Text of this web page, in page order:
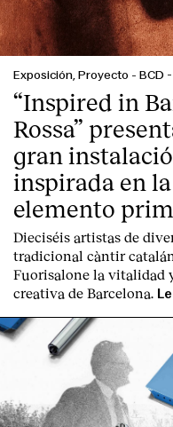
Exposición, Proyecto - BCD
“Inspired in
Rossa”
gran
inspirada en
elemento
Dieciséis artistas de
tradicional càntir
Fuorisalone la vitalidad
creativa de Barcelona.